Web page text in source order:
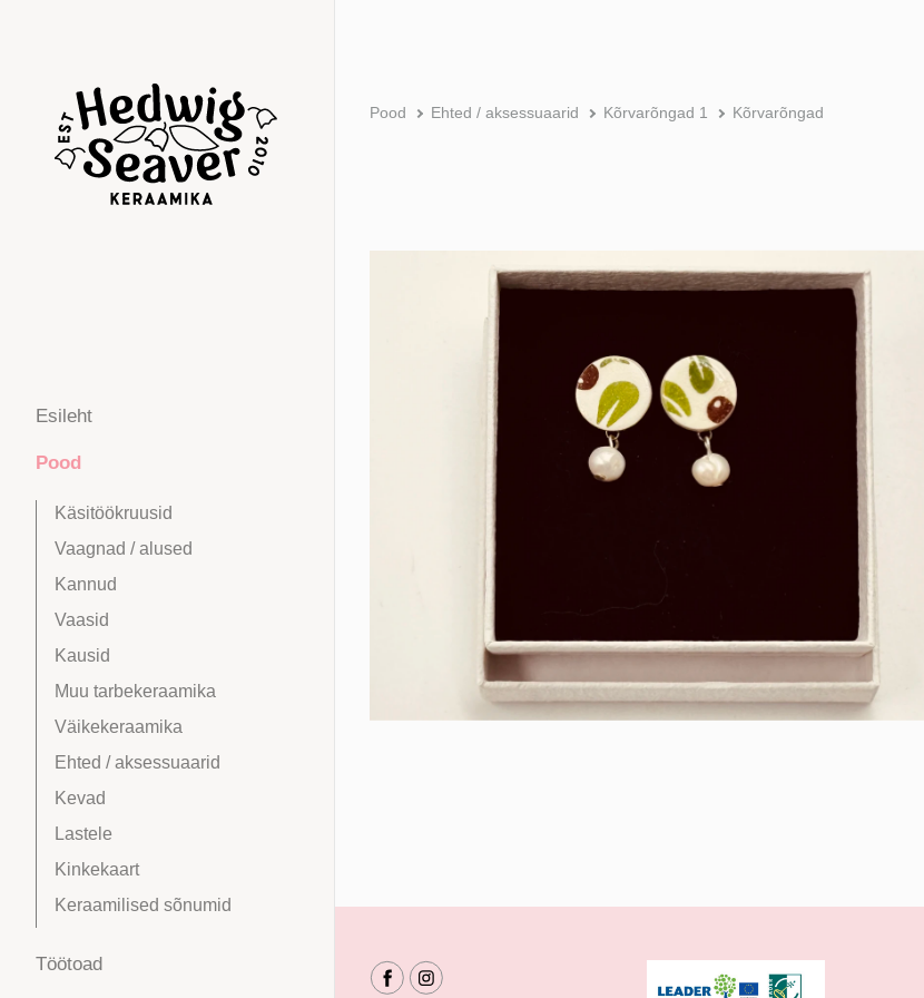
Esileht
Pood
Käsitöökruusid
Vaagnad / alused
Kannud
Vaasid
Kausid
Muu tarbekeraamika
Väikekeraamika
Ehted / aksessuaarid
Kevad
Lastele
Kinkekaart
Keraamilised sõnumid
Töötoad
Pood Ehted / aksessuaarid Kõrvarõngad 1 Kõrvarõngad